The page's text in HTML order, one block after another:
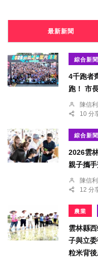
最新新聞
綜合新聞
4千跑者
跑！ 市
陳信利
10 分
綜合新聞
2026雲
親子攜
陳信利
12 分
農業
雲林縣
子與立
粒米背後